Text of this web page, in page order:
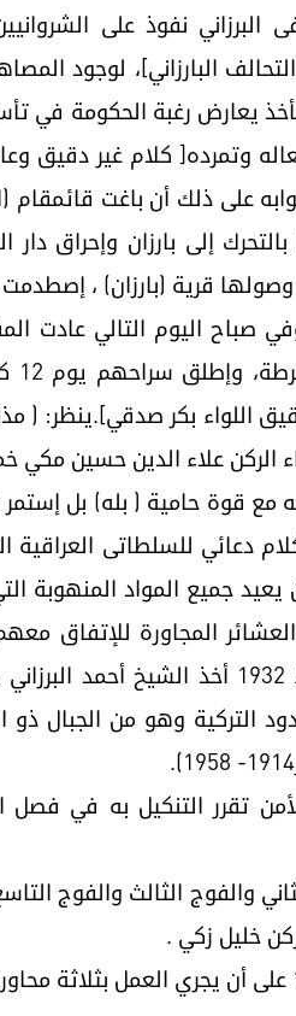
نفوذ على
البارزاني]، لوجود
يعارض رغبة الحكومة في
وتمرده[ كلام غير دقيق
إلى بارزان وإحراق دار
ليلة 8/9 كانون الأول سنة 1931 وعند
اليوم التالي عادت
اللواء بكر صدقي].ينظر: (
مع قوة حامية ( بله) بل
دعائي للسلطاتى
عام 1931 وطلبت منه أن يعيد جميع
المجاورة للإتفاق
الزيباريين وعشائر الهركيه . وخلال
التركية وهو من الجبال ذو
والفوج الثالث والفوج
خليل زكي .